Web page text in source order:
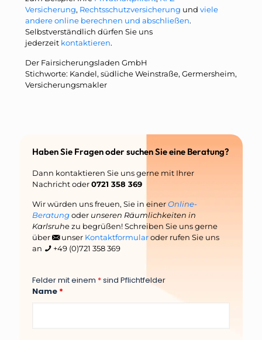
Versicherung, Rechtsschutzversicherung und viele
andere online berechnen und abschließen.
Selbstverständlich dürfen Sie uns
jederzeit kontaktieren.
Der Fairsicherungsladen GmbH
Stichworte: Kandel, südliche Weinstraße, Germersheim,
Versicherungsmakler
Haben Sie Fragen oder suchen Sie eine Beratung?
Dann kontaktieren Sie uns gerne mit Ihrer
Nachricht oder0721 358 369
Wir würden uns freuen, Sie in einerOnline-
Beratungoder unseren Räumlichkeiten in
Karlsruhe zu begrüßen! Schreiben Sie uns gerne
über
unser Kontaktformularoder rufen Sie uns
an
+49 (0)721 358 369
Felder mit einem *sind Pflichtfelder
Name *